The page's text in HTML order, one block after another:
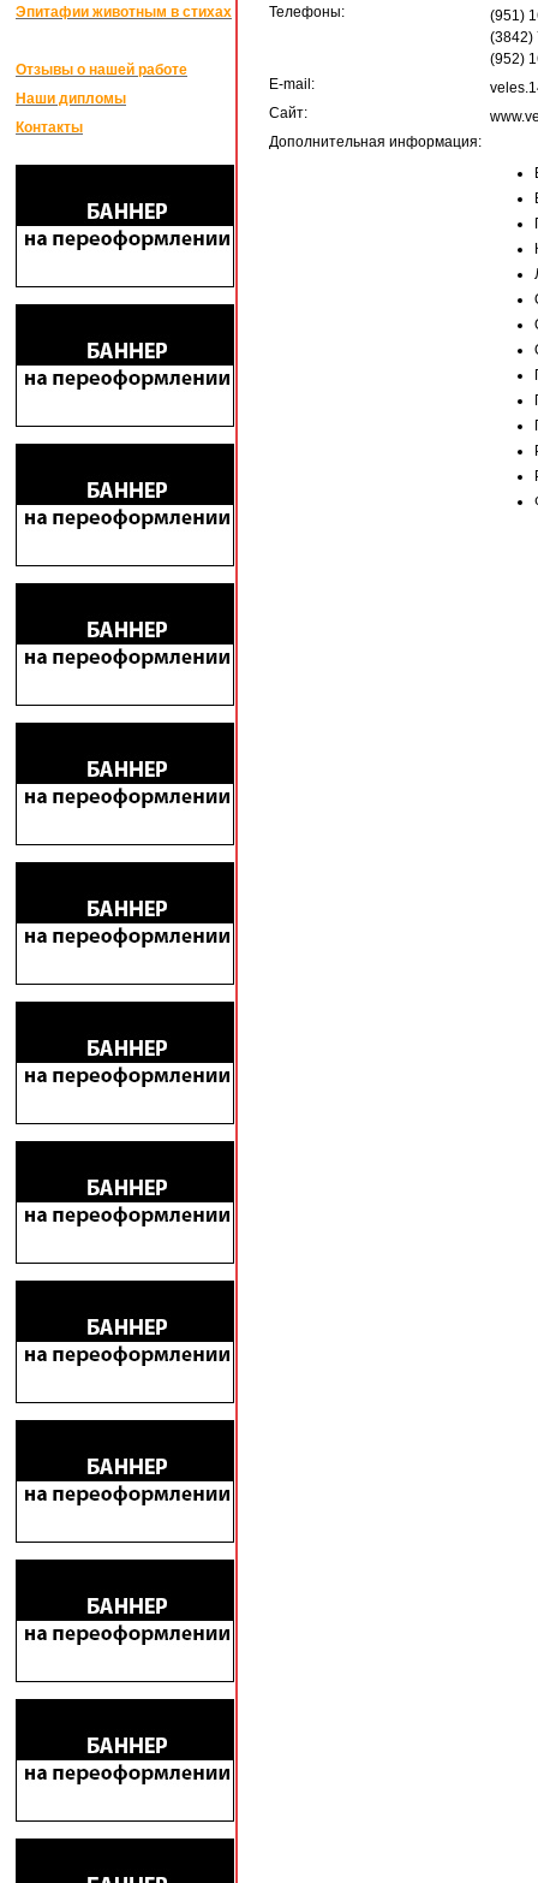
Эпитафии животным в стихах
Отзывы о нашей работе
Наши дипломы
Контакты
Телефоны:
(951)
(3842)
(952)
E-mail:
Сайт:
Дополнительная информация: